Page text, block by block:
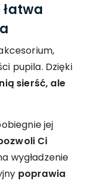
pupila. Dzięki
sierść, ale
jej
Ci
wygładzenie
poprawia